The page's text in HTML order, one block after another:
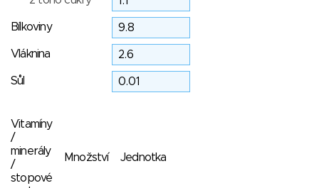
Bílkoviny
Vláknina
Sůl
Vitamíny
/
minerály
/
stopové
Množství Jednotka